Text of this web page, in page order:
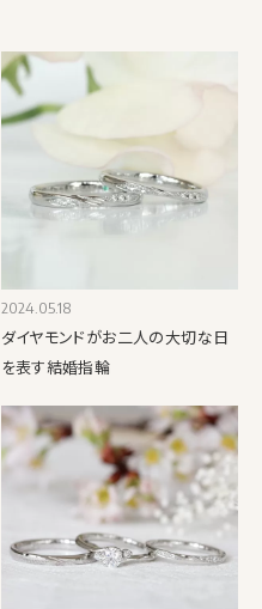
2024.05.18
ダイヤモンドがお二人の大切な日
を表す結婚指輪